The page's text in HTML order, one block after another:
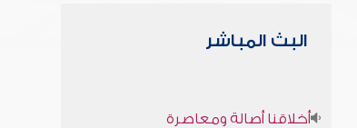
البث المباشر
أخلاقنا أصالة ومعاصرة